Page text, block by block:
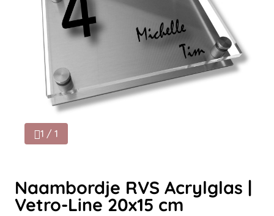
1 / 1
Naambordje RVS Acrylglas |
Vetro-Line 20x15 cm